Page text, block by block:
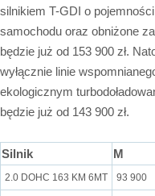
silnikiem T-GDI o
samochodu oraz obniżone
będzie już od 153 900 zł.
wyłącznie linie
ekologicznym
będzie już od 143 900 zł.
Silnik M
2.0 DOHC 163 KM 6MT 93 900